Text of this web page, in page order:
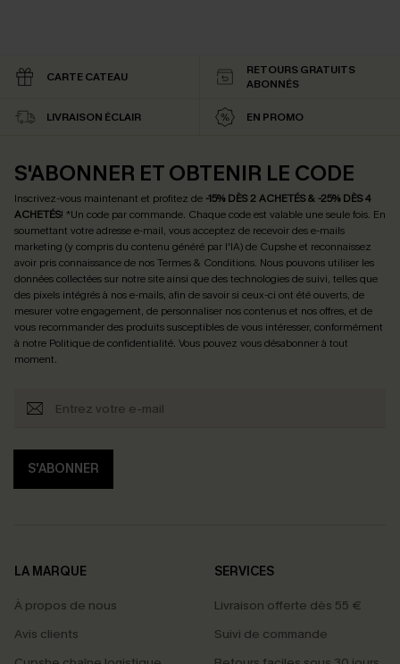
CARTE CATEAU
RETOURS GRATUITS
ABONNÉS
LIVRAISON ÉCLAIR EN PROMO
S'ABONNER ET OBTENIR LE CODE
Inscrivez-vous maintenant et profitez de -15% DÈS 2 ACHETÉS & -25% DÈS 4
ACHETÉS! *Un code par commande. Chaque code est valable une seule fois. En
soumettant votre adresse e-mail, vous acceptez de recevoir des e-mails
marketing (y compris du contenu généré par l'IA) de Cupshe et reconnaissez
avoir pris connaissance de nosTermes & Conditions. Nous pouvons utiliser les
données collectées sur notre site ainsi que des technologies de suivi, telles que
des pixels intégrés à nos e-mails, afin de savoir si ceux-ci ont été ouverts, de
mesurer votre engagement, de personnaliser nos contenus et nos offres, et de
vous recommander des produits susceptibles de vous intéresser, conformément
à notre Politique de confidentialité. Vous pouvez vous désabonner à tout
moment.
S'ABONNER
LA MARQUE
À propos de nous
Avis clients
SERVICES
Livraison offerte dès 55 €
Suivi de commande